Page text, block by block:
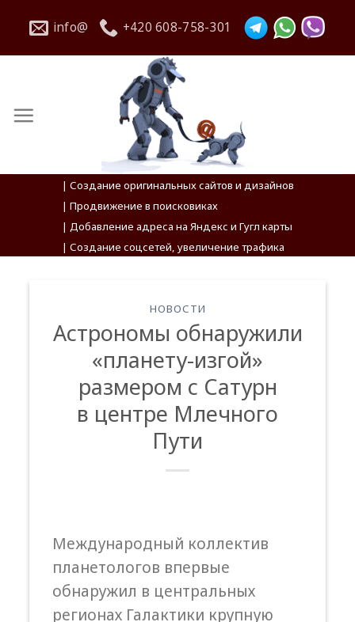
content
info@ +420 608-758-301
| Создание оригинальных сайтов и дизайнов
| Продвижение в поисковиках
| Добавление адреса на Яндекс и Гугл карты
| Создание соцсетей, увеличение трафика
НОВОСТИ
Астрономы обнаружили
«планету-изгой»
размером с Сатурн
в центре Млечного
Пути
Международный коллектив
планетологов впервые
обнаружил в центральных
регионах Галактики крупную